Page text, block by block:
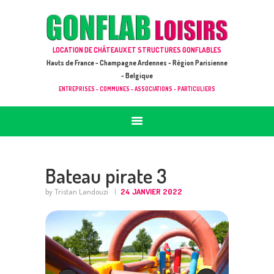
LOCATION DE CHÂTEAUX ET STRUCTURES GONFLABLES
Hauts de France - Champagne Ardennes - Région Parisienne
- Belgique
ENTREPRISES - COMMUNES - ASSOCIATIONS - PARTICULIERS
GONFLAB LOISIRS
ACCUEIL
JEUX À LOUER & PRESTATIONS
CATALOGUE / TARIF
DEMANDE DE DEVIS (SOUS 24H)
Bateau pirate 3
by Tristan Landouzi 24 JANVIER 2022